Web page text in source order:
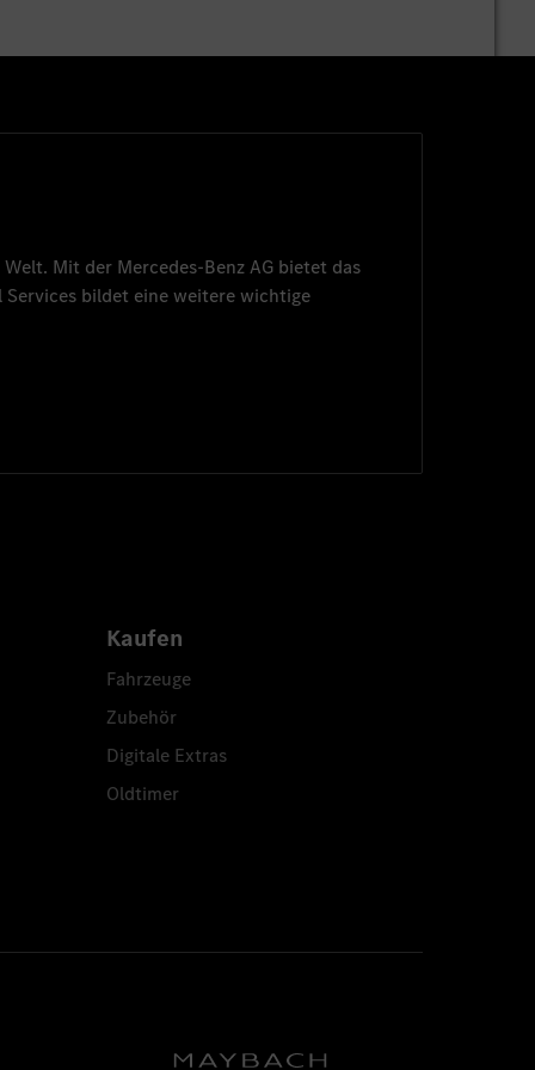
Mit der Mercedes-Benz AG bietet das
Services bildet eine weitere wichtige
Kaufen
Fahrzeuge
Zubehör
Digitale Extras
Oldtimer